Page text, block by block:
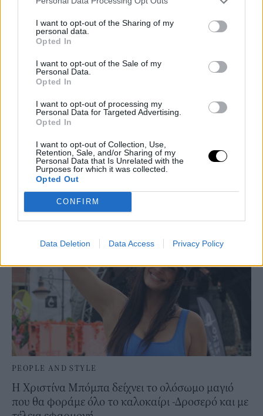
I want to opt-out of the Sharing of my
personal data.
Opted In
I want to opt-out of the Sale of my
Personal Data.
Opted In
I want to opt-out of processing my
Personal Data for Targeted Advertising.
Opted In
I want to opt-out of Collection, Use,
Retention, Sale, and/or Sharing of my
Personal Data that Is Unrelated with the
Purposes for which it was collected.
Opted Out
CONFIRM
Data Deletion Data Access Privacy Policy
PEOPLE AND STYLE
Χριστίνα Μπόμπα: Κουμπάρα με ρομαντικό
φόρεμα σε απόχρωση ιδανική για την εποχή
CELEBRITIES ⸻
PEOPLE AND STYLE
Η Χριστίνα Μπόμπα δείχνει το ολόσωμο μαγιό
που θα φοράμε όλο το καλοκαίρι -Δροσερό και με